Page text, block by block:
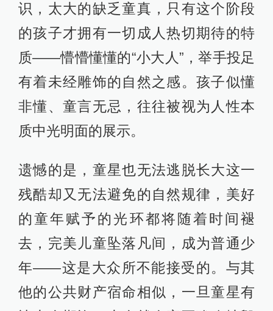
识，太大的缺乏童真，只有这个阶段
的孩子才拥有一切成人热切期待的特
质——懵懵懂懂的“小大人”，举手投足
有着未经雕饰的自然之感。孩子似懂
非懂、童言无忌，往往被视为人性本
质中光明面的展示。
遗憾的是，童星也无法逃脱长大这一
残酷却又无法避免的自然规律，美好
的童年赋予的光环都将随着时间褪
去，完美儿童坠落凡间，成为普通少
年——这是大众所不能接受的。与其
他的公共财产宿命相似，一旦童星有